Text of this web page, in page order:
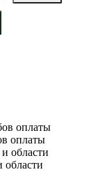
оплаты
области